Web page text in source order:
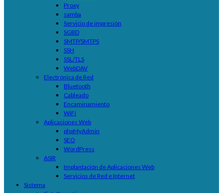
Proxy
samba
Servicio de impresión
SGBD
SMTP/SMTPS
SSH
SSL/TLS
WebDAV
Electrónica de Red
Bluetooth
Cableado
Encaminamiento
WiFi
Aplicaciones Web
phpMyAdmin
SEO
WordPress
ASIR
Implantación de Aplicaciones Web
Servicios de Red e Internet
Sistema